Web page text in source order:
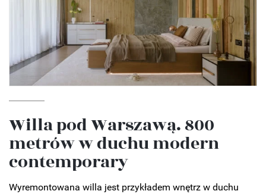
Willa pod Warszawą. 800
metrów w duchu modern
contemporary
Wyremontowana willa jest przykładem wnętrz w duchu